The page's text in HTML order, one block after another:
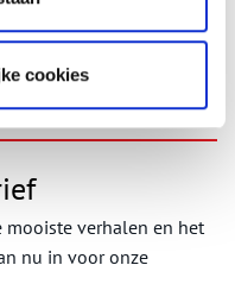
cookies
verhalen en het
nu in voor onze